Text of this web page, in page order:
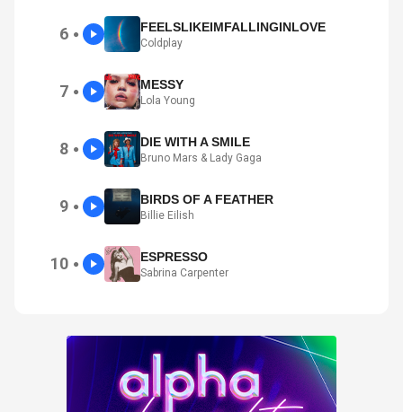
6 ● FEELSLIKEIMFALLINGINLOVE
Coldplay
7 ● MESSY
Lola Young
8 ● DIE WITH A SMILE
Bruno Mars & Lady Gaga
9 ● BIRDS OF A FEATHER
Billie Eilish
10 ● ESPRESSO
Sabrina Carpenter